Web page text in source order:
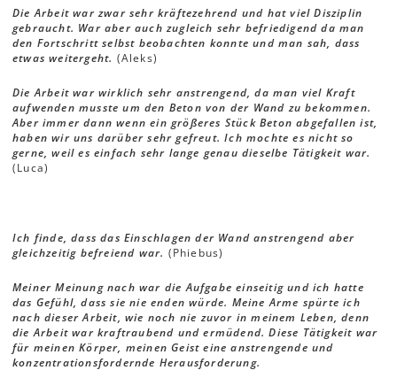
Die Arbeit war zwar sehr kräftezehrend und hat viel Disziplin
gebraucht. War aber auch zugleich sehr befriedigend da man
den Fortschritt selbst beobachten konnte und man sah, dass
etwas weitergeht. (Aleks)
Die Arbeit war wirklich sehr anstrengend, da man viel Kraft
aufwenden musste um den Beton von der Wand zu bekommen.
Aber immer dann wenn ein größeres Stück Beton abgefallen ist,
haben wir uns darüber sehr gefreut. Ich mochte es nicht so
gerne, weil es einfach sehr lange genau dieselbe Tätigkeit war.
(Luca)
Ich finde, dass das Einschlagen der Wand anstrengend aber
gleichzeitig befreiend war. (Phiebus)
Meiner Meinung nach war die Aufgabe einseitig und ich hatte
das Gefühl, dass sie nie enden würde. Meine Arme spürte ich
nach dieser Arbeit, wie noch nie zuvor in meinem Leben, denn
die Arbeit war kraftraubend und ermüdend. Diese Tätigkeit war
für meinen Körper, meinen Geist eine anstrengende und
konzentrationsfordernde Herausforderung.